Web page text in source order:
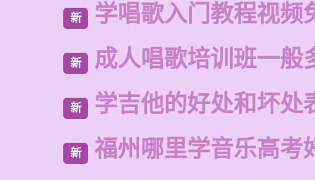
新 学唱歌入门教程视频
新 成人唱歌培训班一般
新 学吉他的好处和坏处
新 福州哪里学音乐高考